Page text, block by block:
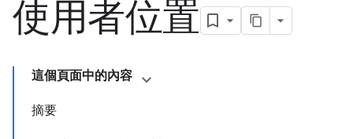
使用者位置
這個頁面中的內容
摘要